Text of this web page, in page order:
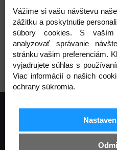
Kód: 10490
4,40
€
Vážime si vašu návštevu
zážitku a poskytnutie
súbory cookies. S vaším
analyzovať správanie
stránku vašim preferenciám.
vyjadrujete súhlas s
Viac informácií o našich
ochrany súkromia.